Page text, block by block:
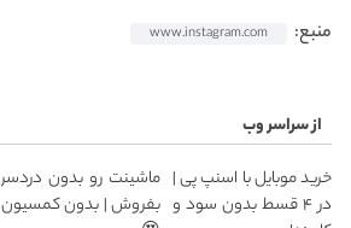
منبع: www.instagram.com
از سراسر وب
خرید موبایل با اسنپ پی |
در ۴ قسط بدون سود و
ماشینت رو بدون دردسر
بفروش | بدون کمسیون